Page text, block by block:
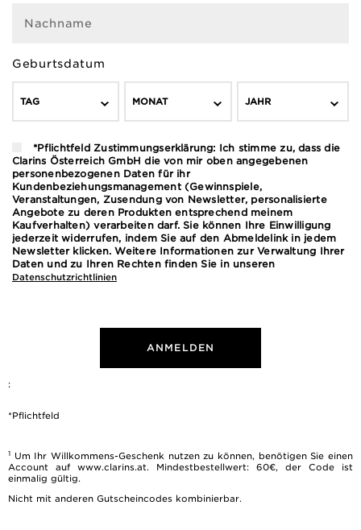
Nachname
Geburtsdatum
TAG MONAT JAHR
*Pflichtfeld Zustimmungserklärung: Ich stimme zu, dass die
Clarins Österreich GmbH die von mir oben angegebenen
personenbezogenen Daten für ihr
Kundenbeziehungsmanagement (Gewinnspiele,
Veranstaltungen, Zusendung von Newsletter, personalisierte
Angebote zu deren Produkten entsprechend meinem
Kaufverhalten) verarbeiten darf. Sie können Ihre Einwilligung
jederzeit widerrufen, indem Sie auf den Abmeldelink in jedem
Newsletter klicken. Weitere Informationen zur Verwaltung Ihrer
Daten und zu Ihren Rechten finden Sie in unseren
Datenschutzrichtlinien
ANMELDEN
:
*Pflichtfeld
1 Um Ihr Willkommens-Geschenk nutzen zu können, benötigen Sie einen
Account auf www.clarins.at. Mindestbestellwert: 60€, der Code ist
einmalig gültig.
Nicht mit anderen Gutscheincodes kombinierbar.